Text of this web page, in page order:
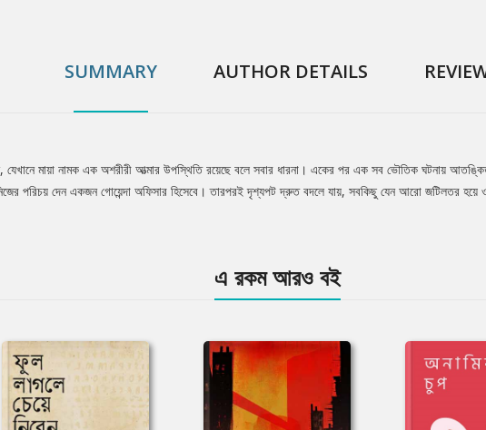
SUMMARY AUTHOR DETAILS
মায়া নামক এক অশরীরী আত্মার উপস্থিতি রয়েছে বলে সবার ধারনা। একের পর এক সব ভৌতিক ঘটনায়
পরিচয় দেন একজন গোয়েন্দা অফিসার হিসেবে। তারপরই দৃশ্যপট দ্রুত বদলে যায়, সবকিছু যেন আরো জটিলতর
এ রকম আরও বই